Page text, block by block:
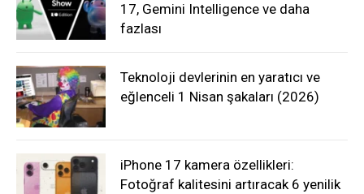
17, Gemini Intelligence ve daha
fazlası
Teknoloji devlerinin en yaratıcı ve
eğlenceli 1 Nisan şakaları (2026)
iPhone 17 kamera özellikleri:
Fotoğraf kalitesini artıracak 6 yenilik